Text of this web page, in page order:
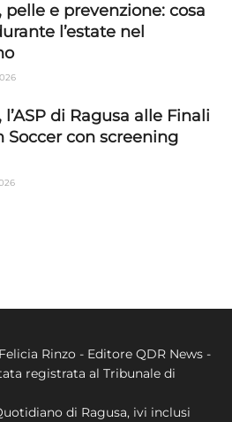
pelle e prevenzione: cosa
l’estate nel
di Ragusa alle Finali
Soccer con screening
Rinzo - Editore QDR News -
registrata al Tribunale di
di Ragusa, ivi inclusi